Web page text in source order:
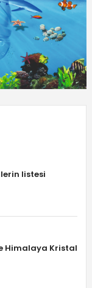
listesi
Himalaya Kristal